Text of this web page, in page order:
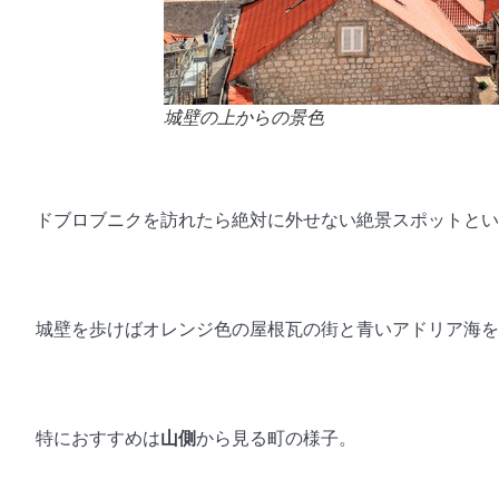
城壁の上からの景色
ドブロブニクを訪れたら絶対に外せない絶景スポットと
城壁を歩けばオレンジ色の屋根瓦の街と青いアドリア海
特におすすめは山側から見る町の様子。